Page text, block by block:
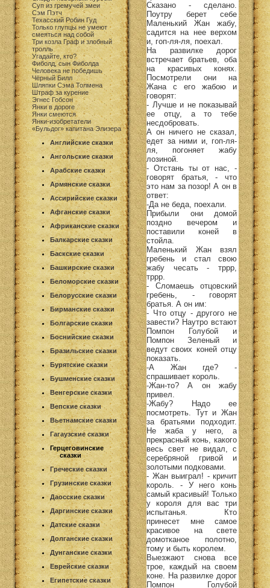
Суп из гремучей змеи
Сэм Пэтч
Техасский Робин Гуд
Только глупцы не умеют
смеяться над собой
Три козла Граф и злобный
тролль
Угадайте, кто?
Фиболд, сын Фиболда
Человека не победишь
Чёрный Билл
Шляпки Сэма Толмена
Штраф за курение
Эгнес Гобсон
Янки в дороге
Янки смеются
Янки-изобретатели
«Бульдог» капитана Элизера
Английские сказки
Ангольские сказки
Арабские сказки
Армянские сказки
Ассирийские сказки
Афганские сказки
Африканские сказки
Балкарские сказки
Баскские сказки
Башкирские сказки
Беломорские сказки
Белорусские сказки
Бирманские сказки
Болгарские сказки
Боснийские сказки
Бразильские сказки
Бурятские сказки
Бушменские сказки
Венгерские сказки
Вепские сказки
Вьетнамские сказки
Гагаузские сказки
Герцеговинские
сказки
Греческие сказки
Грузинские сказки
Даосские сказки
Даргинские сказки
Датские сказки
Долганские сказки
Дунганские сказки
Еврейские сказки
Египетские сказки
Сказано - сделано.
Поутру берет себе
Маленький Жан жабу,
садится на нее верхом
и, гоп-ля-ля, поехал.
На развилке дорог
встречает братьев, оба
на красивых конях.
Посмотрели они на
Жана с его жабою и
говорят:
- Лучше и не показывай
ее отцу, а то тебе
несдобровать.
А он ничего не сказал,
едет за ними и, гоп-ля-
ля, погоняет жабу
лозиной.
- Отстань ты от нас, -
говорят братья, - что
это нам за позор! А он в
ответ:
-Да не беда, поехали.
Прибыли они домой
поздно вечером и
поставили коней в
стойла.
Маленький Жан взял
гребень и стал свою
жабу чесать - тррр,
тррр.
- Сломаешь отцовский
гребень, - говорят
братья. А он им:
- Что отцу - другого не
завести? Наутро встают
Помпон Голубой и
Помпон Зеленый и
ведут своих коней отцу
показать.
-А Жан где? -
спрашивает король.
-Жан-то? А он жабу
привел.
-Жабу? Надо ее
посмотреть. Тут и Жан
за братьями подходит.
Не жаба у него, а
прекрасный конь, какого
весь свет не видал, с
серебряной гривой и
золотыми подковами.
- Жан выиграл! - кричит
король. - У него конь
самый красивый! Только
у короля для вас три
испытанья. Кто
принесет мне самое
красивое на свете
домотканое полотно,
тому и быть королем.
Выезжают снова все
трое, каждый на своем
коне. На развилке дорог
Помпон Голубой